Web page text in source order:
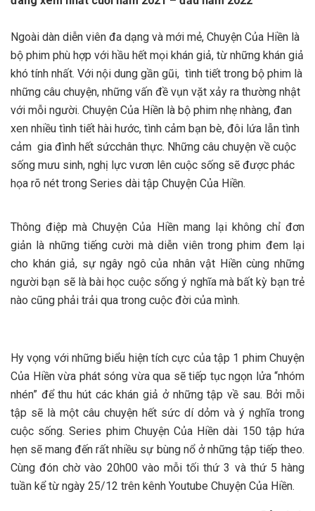
Ngoài dàn diễn viên đa dạng và mới mẻ, Chuyện Của Hiền là
bộ phim phù hợp với hầu hết mọi khán giả, từ những khán giả
khó tính nhất. Với nội dung gần gũi, tình tiết trong bộ phim là
những câu chuyện, những vấn đề vụn vặt xảy ra thường nhật
với mỗi người. Chuyện Của Hiền là bộ phim nhẹ nhàng, đan
xen nhiều tình tiết hài hước, tình cảm bạn bè, đôi lứa lẫn tình
cảm gia đình hết sứcchân thực. Những câu chuyện về cuộc
sống mưu sinh, nghị lực vươn lên cuộc sống sẽ được phác
họa rõ nét trong Series dài tập Chuyện Của Hiền.
Thông điệp mà Chuyện Của Hiền mang lại không chỉ đơn
giản là những tiếng cười mà diễn viên trong phim đem lại
cho khán giả, sự ngây ngô của nhân vật Hiền cùng những
người bạn sẽ là bài học cuộc sống ý nghĩa mà bất kỳ bạn trẻ
nào cũng phải trải qua trong cuộc đời của mình.
Hy vọng với những biểu hiện tích cực của tập 1 phim Chuyện
Của Hiền vừa phát sóng vừa qua sẽ tiếp tục ngọn lửa “nhóm
nhén” để thu hút các khán giả ở những tập về sau. Bởi mỗi
tập sẽ là một câu chuyện hết sức dí dỏm và ý nghĩa trong
cuộc sống. Series phim Chuyện Của Hiền dài 150 tập hứa
hẹn sẽ mang đến rất nhiều sự bùng nổ ở những tập tiếp theo.
Cùng đón chờ vào 20h00 vào mỗi tối thứ 3 và thứ 5 hàng
tuần kể từ ngày 25/12 trên kênh Youtube Chuyện Của Hiền.